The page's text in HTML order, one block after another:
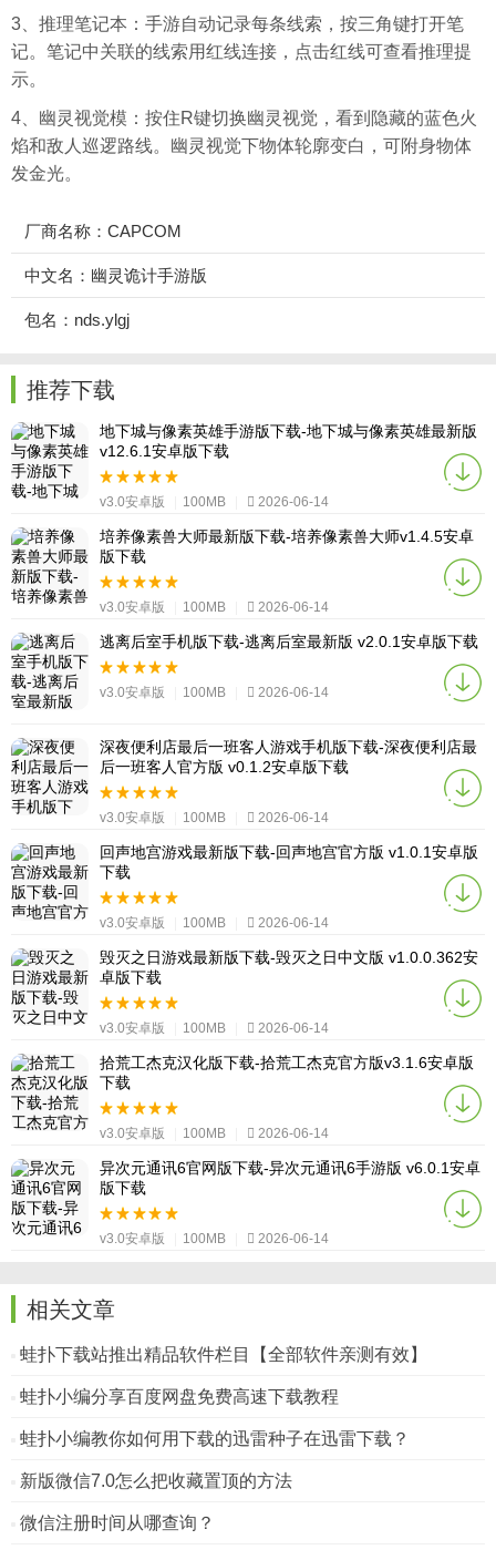
3、推理笔记本：手游自动记录每条线索，按三角键打开笔
记。笔记中关联的线索用红线连接，点击红线可查看推理提
示。
4、幽灵视觉模：按住R键切换幽灵视觉，看到隐藏的蓝色火
焰和敌人巡逻路线。幽灵视觉下物体轮廓变白，可附身物体
发金光。
厂商名称：CAPCOM
中文名：幽灵诡计手游版
包名：nds.ylgj
推荐下载
地下城与像素英雄手游版下载-地下城与像素英雄最新版
v12.6.1安卓版下载
v3.0安卓版 100MB 2026-06-14
培养像素兽大师最新版下载-培养像素兽大师v1.4.5安卓
版下载
v3.0安卓版 100MB 2026-06-14
逃离后室手机版下载-逃离后室最新版 v2.0.1安卓版下载
v3.0安卓版 100MB 2026-06-14
深夜便利店最后一班客人游戏手机版下载-深夜便利店最
后一班客人官方版 v0.1.2安卓版下载
v3.0安卓版 100MB 2026-06-14
回声地宫游戏最新版下载-回声地宫官方版 v1.0.1安卓版
下载
v3.0安卓版 100MB 2026-06-14
毁灭之日游戏最新版下载-毁灭之日中文版 v1.0.0.362安
卓版下载
v3.0安卓版 100MB 2026-06-14
拾荒工杰克汉化版下载-拾荒工杰克官方版v3.1.6安卓版
下载
v3.0安卓版 100MB 2026-06-14
异次元通讯6官网版下载-异次元通讯6手游版 v6.0.1安卓
版下载
v3.0安卓版 100MB 2026-06-14
相关文章
蛙扑下载站推出精品软件栏目【全部软件亲测有效】
蛙扑小编分享百度网盘免费高速下载教程
蛙扑小编教你如何用下载的迅雷种子在迅雷下载？
新版微信7.0怎么把收藏置顶的方法
微信注册时间从哪查询？